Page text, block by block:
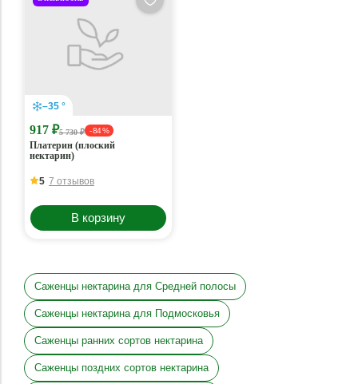
–35 °
917 ₽5 730 ₽ - 84 %
Платерин (плоский
нектарин)
5 7 отзывов
В корзину
Саженцы нектарина для Средней полосы
Саженцы нектарина для Подмосковья
Саженцы ранних сортов нектарина
Саженцы поздних сортов нектарина